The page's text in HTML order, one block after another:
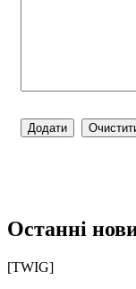
Останні
[TWIG]